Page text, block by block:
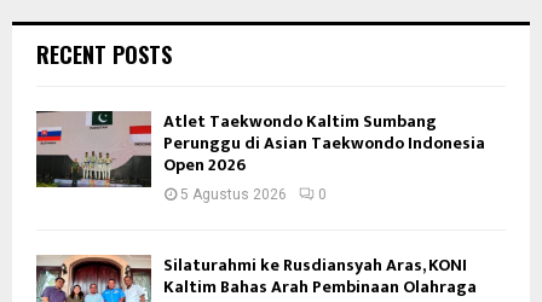
RECENT POSTS
Atlet Taekwondo Kaltim Sumbang
Perunggu di Asian Taekwondo Indonesia
Open 2026
5 Agustus 2026 0
Silaturahmi ke Rusdiansyah Aras, KONI
Kaltim Bahas Arah Pembinaan Olahraga